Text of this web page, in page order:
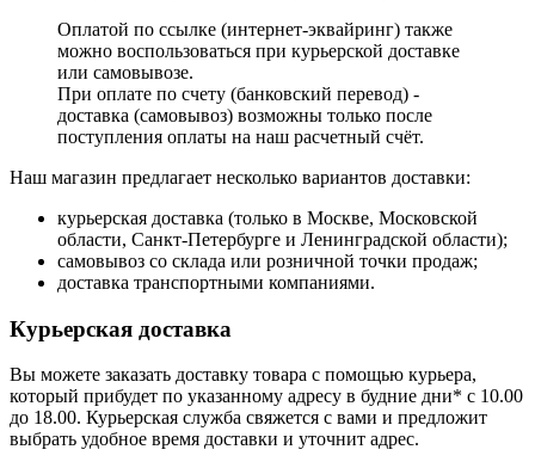
Оплатой по ссылке (интернет-эквайринг) также
можно воспользоваться при курьерской доставке
или самовывозе.
При оплате по счету (банковский перевод) -
доставка (самовывоз) возможны только после
поступления оплаты на наш расчетный счёт.
Наш магазин предлагает несколько вариантов доставки:
курьерская доставка (только в Москве, Московской
области, Санкт-Петербурге и Ленинградской области);
самовывоз со склада или розничной точки продаж;
доставка транспортными компаниями.
Курьерская доставка
Вы можете заказать доставку товара с помощью курьера,
который прибудет по указанному адресу в будние дни* с 10.00
до 18.00. Курьерская служба свяжется с вами и предложит
выбрать удобное время доставки и уточнит адрес.